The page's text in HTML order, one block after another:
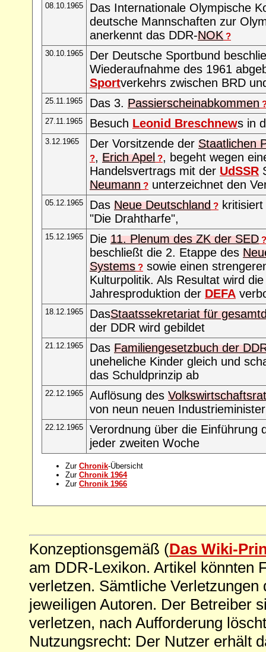
08.10.1965
Das Internationale Olympische
deutsche Mannschaften zur
anerkennt das DDR-NOK ?
30.10.1965
Der Deutsche Sportbund
Wiederaufnahme des 1961
Sportverkehrs zwischen BRD
25.11.1965 Das 3. Passierscheinabkommen
27.11.1965 Besuch Leonid Breschnews in
3.12.1965 Der Vorsitzende der Staatlichen
?, Erich Apel ?, begeht wegen
Handelsvertrags mit der UdSSR
Neumann ? unterzeichnet den
05.12.1965 Das Neue Deutschland ? kritisiert
"Die Drahtharfe",
15.12.1965 Die 11. Plenum des ZK der SED ?
beschließt die 2. Etappe des
Systems ? sowie einen
Kulturpolitik. Als Resultat wird
Jahresproduktion der DEFA
18.12.1965 DasStaatssekretariat für
der DDR wird gebildet
21.12.1965 Das Familiengesetzbuch der
uneheliche Kinder gleich und
das Schuldprinzip ab
22.12.1965 Auflösung des Volkswirtschaftsrat
von neun neuen
22.12.1965
Verordnung über die Einführung
jeder zweiten Woche
Zur Chronik-Übersicht
Zur Chronik 1964
Zur Chronik 1966
Konzeptionsgemäß (Das Wiki-
am DDR-Lexikon. Artikel könnten
verletzen. Sämtliche
jeweiligen Autoren. Der Betreiber
verletzen, nach Aufforderung
Nutzungsrecht: Der Nutzer erhält